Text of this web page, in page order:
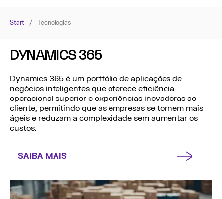
Start / Tecnologias
DYNAMICS 365
Dynamics 365 é um portfólio de aplicações de
negócios inteligentes que oferece eficiência
operacional superior e experiências inovadoras ao
cliente, permitindo que as empresas se tornem mais
ágeis e reduzam a complexidade sem aumentar os
custos.
SAIBA MAIS